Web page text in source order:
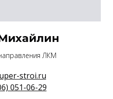
ЛКМ
stroi.ru
051-06-29